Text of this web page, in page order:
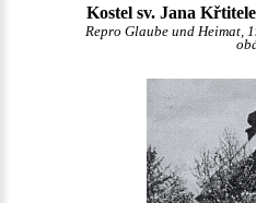
Kostel sv. Jana
Repro Glaube und Heimat,